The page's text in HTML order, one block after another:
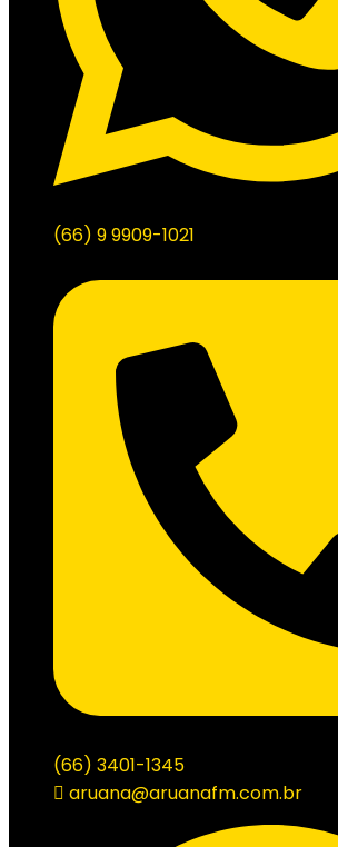
(66) 9 9909-1021
(66) 3401-1345
aruana@aruanafm.com.br